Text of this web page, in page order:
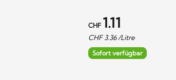
CHF 1.11
CHF3.36/Litre
Sofort verfügbar